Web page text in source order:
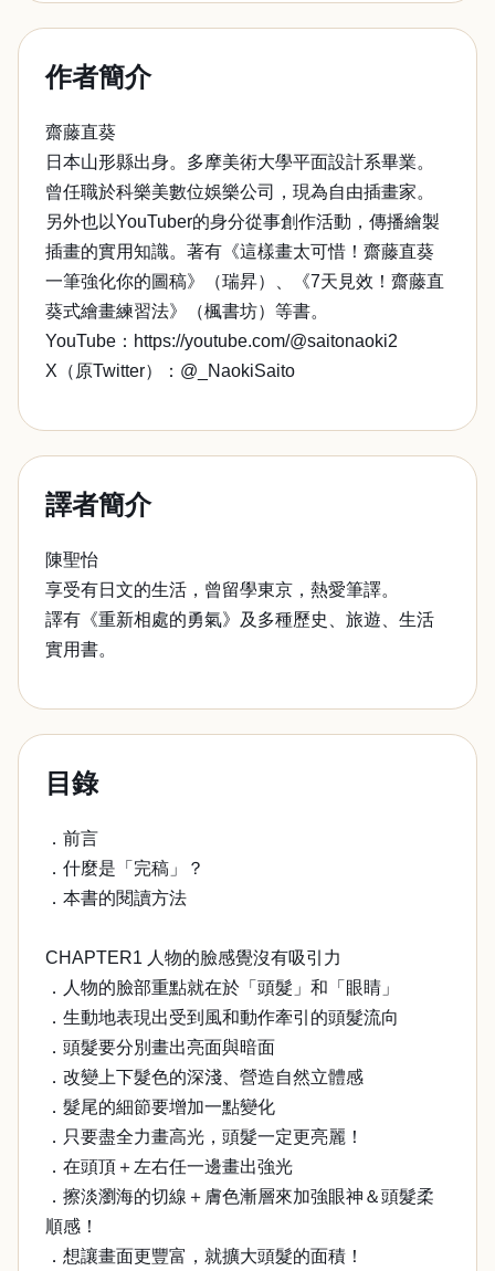
作者簡介
齋藤直葵
日本山形縣出身。多摩美術大學平面設計系畢業。
曾任職於科樂美數位娛樂公司，現為自由插畫家。
另外也以YouTuber的身分從事創作活動，傳播繪製
插畫的實用知識。著有《這樣畫太可惜！齋藤直葵
一筆強化你的圖稿》（瑞昇）、《7天見效！齋藤直
葵式繪畫練習法》（楓書坊）等書。
YouTube：https://youtube.com/@saitonaoki2
X（原Twitter）：@_NaokiSaito
譯者簡介
陳聖怡
享受有日文的生活，曾留學東京，熱愛筆譯。
譯有《重新相處的勇氣》及多種歷史、旅遊、生活
實用書。
目錄
．前言
．什麼是「完稿」？
．本書的閱讀方法
CHAPTER1 人物的臉感覺沒有吸引力
．人物的臉部重點就在於「頭髮」和「眼睛」
．生動地表現出受到風和動作牽引的頭髮流向
．頭髮要分別畫出亮面與暗面
．改變上下髮色的深淺、營造自然立體感
．髮尾的細節要增加一點變化
．只要盡全力畫高光，頭髮一定更亮麗！
．在頭頂＋左右任一邊畫出強光
．擦淡瀏海的切線＋膚色漸層來加強眼神＆頭髮柔
順感！
．想讓畫面更豐富，就擴大頭髮的面積！